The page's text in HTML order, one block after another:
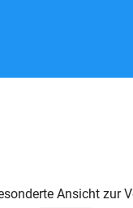
Ansicht zur